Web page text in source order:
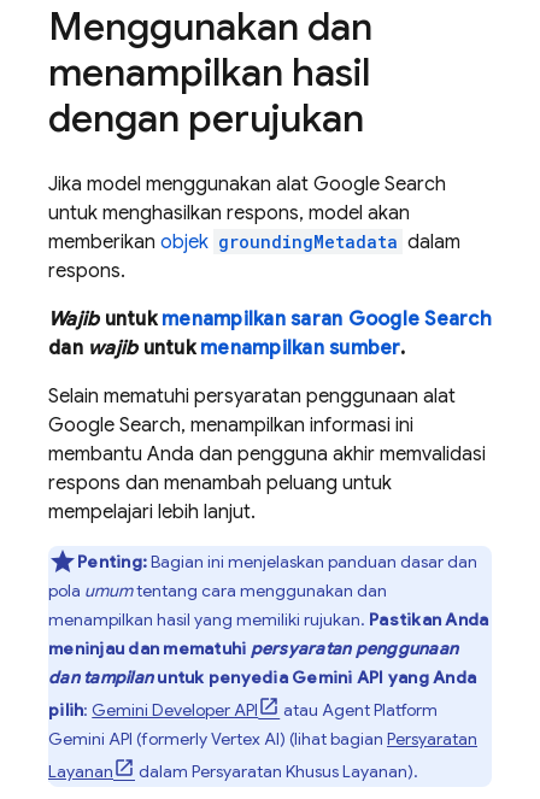
Menggunakan dan
menampilkan hasil
dengan perujukan
Jika model menggunakan alat Google Search
untuk menghasilkan respons, model akan
memberikan objek groundingMetadata dalam
respons.
Wajibuntuk menampilkan saran Google Search
dan wajibuntuk menampilkan sumber.
Selain mematuhi persyaratan penggunaan alat
Google Search, menampilkan informasi ini
membantu Anda dan pengguna akhir memvalidasi
respons dan menambah peluang untuk
mempelajari lebih lanjut.
Penting:Bagian ini menjelaskan panduan dasar dan
pola umumtentang cara menggunakan dan
menampilkan hasil yang memiliki rujukan. Pastikan Anda
meninjau dan mematuhi persyaratan penggunaan
dan tampilanuntuk penyedia Gemini API yang Anda
pilih: Gemini Developer API atauAgent Platform
Gemini API (formerly Vertex AI) (lihat bagian Persyaratan
Layanan
dalam Persyaratan Khusus Layanan).